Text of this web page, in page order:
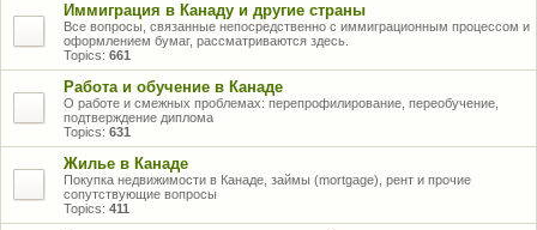
Иммиграция в Канаду и другие страны
Все вопросы, связанные непосредственно с иммиграционным процессом и
оформлением бумаг, рассматриваются здесь.
Topics: 661
Работа и обучение в Канаде
О работе и смежных проблемах: перепрофилирование, переобучение,
подтверждение диплома
Topics: 631
Жилье в Канаде
Покупка недвижимости в Канаде, займы (mortgage), рент и прочие
сопутствующие вопросы
Topics: 411